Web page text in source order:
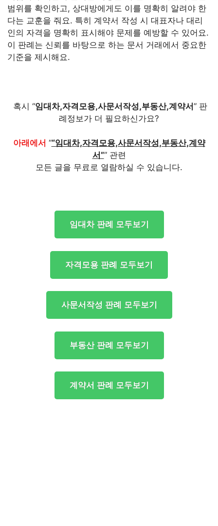
범위를 확인하고, 상대방에게도 이를 명확히 알려야 한
다는 교훈을 줘요. 특히 계약서 작성 시 대표자나 대리
인의 자격을 명확히 표시해야 문제를 예방할 수 있어요.
이 판례는 신뢰를 바탕으로 하는 문서 거래에서 중요한
기준을 제시해요.
혹시 “임대차,자격모용,사문서작성,부동산,계약서” 판
례정보가 더 필요하신가요?
아래에서 ““임대차,자격모용,사문서작성,부동산,계약
서”” 관련
모든 글을 무료로 열람하실 수 있습니다.
임대차 판례 모두보기
자격모용 판례 모두보기
사문서작성 판례 모두보기
부동산 판례 모두보기
계약서 판례 모두보기